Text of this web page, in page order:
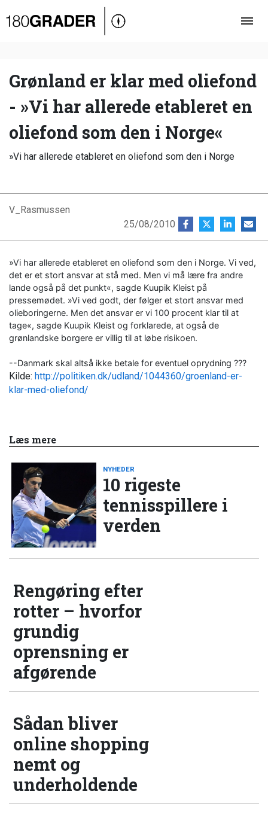
Oversigt
Debat
Video
Podcast
Grønland er klar med oliefond
- »Vi har allerede etableret en
oliefond som den i Norge«
»Vi har allerede etableret en oliefond som den i Norge
V_Rasmussen
25/08/2010
»Vi har allerede etableret en oliefond som den i Norge. Vi ved,
det er et stort ansvar at stå med. Men vi må lære fra andre
lande også på det punkt«, sagde Kuupik Kleist på
pressemødet. »Vi ved godt, der følger et stort ansvar med
olieboringerne. Men det ansvar er vi 100 procent klar til at
tage«, sagde Kuupik Kleist og forklarede, at også de
grønlandske borgere er villig til at løbe risikoen.
--Danmark skal altså ikke betale for eventuel oprydning ???
Kilde: http://politiken.dk/udland/1044360/groenland-er-
klar-med-oliefond/
Læs mere
NYHEDER
10 rigeste
tennisspillere i
verden
Rengøring efter
rotter – hvorfor
grundig
oprensning er
afgørende
Sådan bliver
online shopping
nemt og
underholdende